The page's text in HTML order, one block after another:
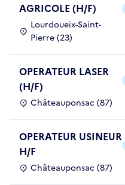
AGRICOLE (H/F)
Lourdoueix-Saint-
Pierre (23)
OPERATEUR LASER
(H/F)
Châteauponsac (87)
OPERATEUR USINEUR
H/F
Châteauponsac (87)